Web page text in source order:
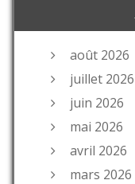
août 2026
juillet 2026
juin 2026
mai 2026
avril 2026
mars 2026